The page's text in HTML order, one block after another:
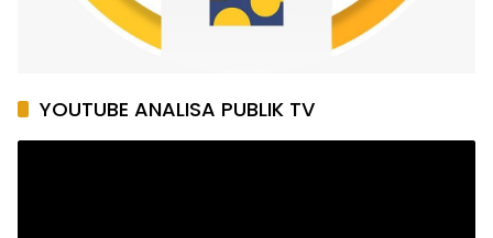
YOUTUBE ANALISA PUBLIK TV